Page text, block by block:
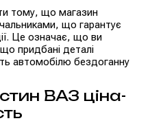
тому, що магазин
що гарантує
Це означає, що ви
придбані деталі
автомобілю бездоганну
ВАЗ ціна-